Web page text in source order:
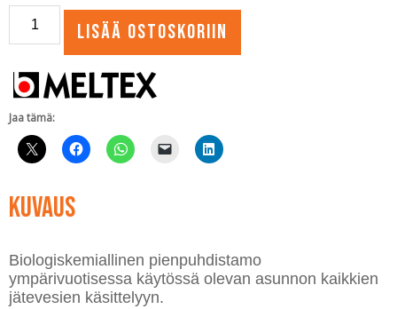
pienpuhdistamon
ohjausyksikköpaketti
määrä
Lisää ostoskoriin
Jaa tämä:
Kuvaus
Biologiskemiallinen pienpuhdistamo
ympärivuotisessa käytössä olevan asunnon kaikkien
jätevesien käsittelyyn.